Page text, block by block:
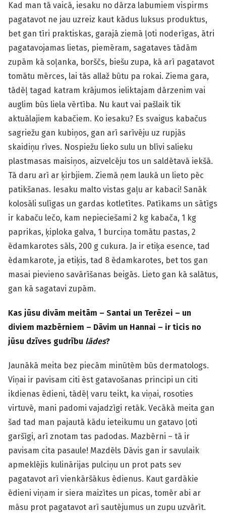
Kad man tā vaicā, iesaku no dārza labumiem vispirms
pagatavot ne jau uzreiz kaut kādus luksus produktus,
bet gan tīri praktiskas, garajā ziemā ļoti noderīgas, ātri
pagatavojamas lietas, piemēram, sagataves tādām
zupām kā soļanka, borščs, biešu zupa, kā arī pagatavot
tomātu mērces, lai tās allaž būtu pa rokai. Ziema gara,
tādēļ tagad katram krājumos ieliktajam dārzenim vai
auglim būs liela vērtība. Nu kaut vai pašlaik tik
aktuālajiem kabačiem. Ko iesaku? Es svaigus kabačus
sagriežu gan kubiņos, gan arī sarīvēju uz rupjās
skaidiņu rīves. Nospiežu lieko sulu un blīvi salieku
plastmasas maisiņos, aizvelcēju tos un saldētavā iekšā.
Tā daru arī ar ķirbjiem. Ziemā ņem laukā un lieto pēc
patikšanas. Iesaku malto vistas gaļu ar kabaci! Sanāk
kolosāli sulīgas un gardas kotletītes. Patīkams un sātīgs
ir kabaču lečo, kam nepieciešami 2 kg kabača, 1 kg
paprikas, ķiploka galva, 1 burciņa tomātu pastas, 2
ēdamkarotes sāls, 200 g cukura. Ja ir etiķa esence, tad
ēdamkarote, ja etiķis, tad 8 ēdamkarotes, bet tos gan
masai pievieno savārīšanas beigās. Lieto gan kā salātus,
gan kā sagatavi zupām.
Kas jūsu divām meitām – Santai un Terēzei – un
diviem mazbērniem – Dāvim un Hannai – ir ticis no
jūsu dzīves gudrību lādes?
Jaunākā meita bez piecām minūtēm būs dermatologs.
Viņai ir pavisam citi ēst gatavošanas principi un citi
ikdienas ēdieni, tādēļ varu teikt, ka viņai, rosoties
virtuvē, mani padomi vajadzīgi retāk. Vecākā meita gan
šad tad man pajautā kādu ieteikumu un gatavo ļoti
garšīgi, arī znotam tas padodas. Mazbērni – tā ir
pavisam cita pasaule! Mazdēls Dāvis gan ir savulaik
apmeklējis kulinārijas pulciņu un prot pats sev
pagatavot arī vienkāršākus ēdienus. Kaut gardākie
ēdieni viņam ir siera maizītes un picas, tomēr abi ar
māsu prot pagatavot arī sautējumus un zupu uzvārīt.